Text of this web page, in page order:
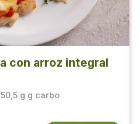
con arroz integral
g g carbo